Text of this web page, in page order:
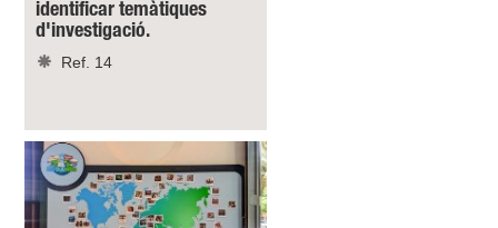
identificar temàtiques
d'investigació.
Ref. 14